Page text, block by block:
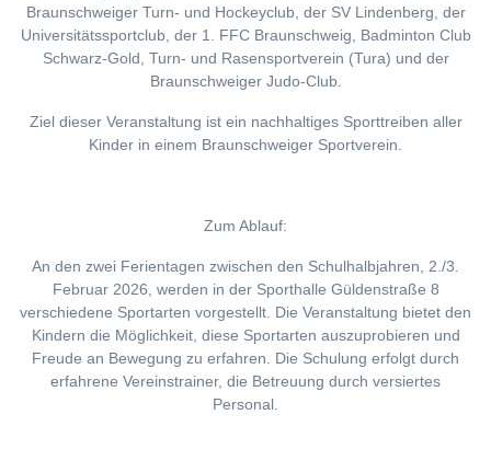
Braunschweiger Turn- und Hockeyclub, der SV Lindenberg, der
Universitätssportclub, der 1. FFC Braunschweig, Badminton Club
Schwarz-Gold, Turn- und Rasensportverein (Tura) und der
Braunschweiger Judo-Club.
Ziel dieser Veranstaltung ist ein nachhaltiges Sporttreiben aller
Kinder in einem Braunschweiger Sportverein.
Zum Ablauf:
An den zwei Ferientagen zwischen den Schulhalbjahren, 2./3.
Februar 2026, werden in der Sporthalle Güldenstraße 8
verschiedene Sportarten vorgestellt. Die Veranstaltung bietet den
Kindern die Möglichkeit, diese Sportarten auszuprobieren und
Freude an Bewegung zu erfahren. Die Schulung erfolgt durch
erfahrene Vereinstrainer, die Betreuung durch versiertes
Personal.